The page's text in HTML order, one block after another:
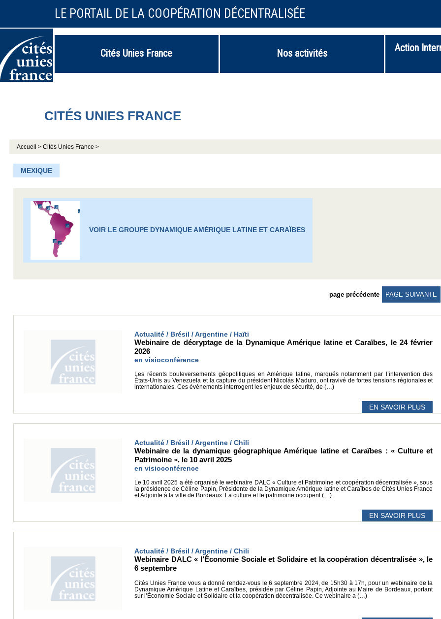
LE PORTAIL DE LA COOPÉRATION DÉCENTRALISÉE
Cités Unies France Nos activités
Action
CITÉS UNIES FRANCE
Accueil > Cités Unies France >
MEXIQUE
VOIR LE GROUPE DYNAMIQUE AMÉRIQUE LATINE ET CARAÏBES
page précédente PAGE SUIVANTE
Actualité / Brésil / Argentine / Haïti
Webinaire de décryptage de la Dynamique Amérique latine et Caraïbes, le 24 février
2026
en visioconférence
Les récents bouleversements géopolitiques en Amérique latine, marqués notamment par l’intervention des
États-Unis au Venezuela et la capture du président Nicolás Maduro, ont ravivé de fortes tensions régionales et
internationales. Ces événements interrogent les enjeux de sécurité, de (…)
EN SAVOIR PLUS
Actualité / Brésil / Argentine / Chili
Webinaire de la dynamique géographique Amérique latine et Caraïbes : « Culture et
Patrimoine », le 10 avril 2025
en visioconférence
Le 10 avril 2025 a été organisé le webinaire DALC « Culture et Patrimoine et coopération décentralisée », sous
la présidence de Céline Papin, Présidente de la Dynamique Amérique latine et Caraïbes de Cités Unies France
et Adjointe à la ville de Bordeaux. La culture et le patrimoine occupent (…)
EN SAVOIR PLUS
Actualité / Brésil / Argentine / Chili
Webinaire DALC « l’Économie Sociale et Solidaire et la coopération décentralisée », le
6 septembre
Cités Unies France vous a donné rendez-vous le 6 septembre 2024, de 15h30 à 17h, pour un webinaire de la
Dynamique Amérique Latine et Caraïbes, présidée par Céline Papin, Adjointe au Maire de Bordeaux, portant
sur l’Économie Sociale et Solidaire et la coopération décentralisée. Ce webinaire a (…)